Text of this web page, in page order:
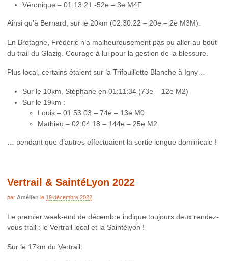
Véronique – 01:13:21 -52e – 3e M4F
Ainsi qu’à Bernard, sur le 20km (02:30:22 – 20e – 2e M3M).
En Bretagne, Frédéric n’a malheureusement pas pu aller au bout
du trail du Glazig. Courage à lui pour la gestion de la blessure.
Plus local, certains étaient sur la Trifouillette Blanche à Igny…
Sur le 10km, Stéphane en 01:11:34 (73e – 12e M2)
Sur le 19km :
Louis – 01:53:03 – 74e – 13e M0
Mathieu – 02:04:18 – 144e – 25e M2
… pendant que d’autres effectuaient la sortie longue dominicale !
Vertrail & SaintéLyon 2022
par Amélien le 19 décembre 2022
Le premier week-end de décembre indique toujours deux rendez-
vous trail : le Vertrail local et la Saintélyon !
Sur le 17km du Vertrail: